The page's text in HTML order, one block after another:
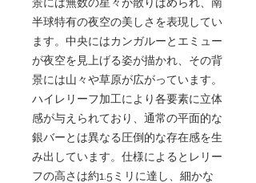
半球特有の夜空の美しさを表現してい
ます。中央にはカンガルーとエミュー
が夜空を見上げる姿が描かれ、その背
景には山々や草原が広がっています。
ハイレリーフ加工により各要素に立体
感が与えられており、通常の平面的な
銀バーとは異なる圧倒的な存在感を生
み出しています。仕様によるとレリー
フの高さは約1.5ミリに達し、細かな